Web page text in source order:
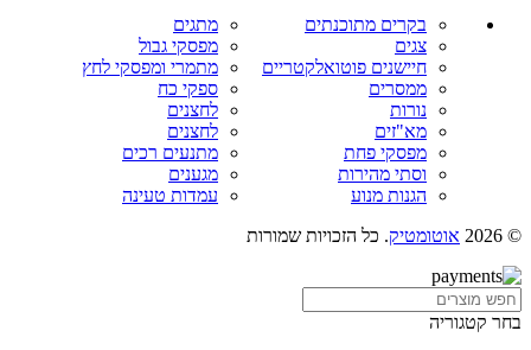
בקרים מתוכנתים
מתגים
צגים
מפסקי גבול
חיישנים פוטואלקטריים
מתמרי ומפסקי לחץ
ממסרים
ספקי כח
נורות
לחצנים
מא"זים
לחצנים
מפסקי פחת
מתנעים רכים
וסתי מהירות
מגענים
הגנות מנוע
עמדות טעינה
© 2026
אוטומטיק. כל הזכויות שמורות
בחר קטגוריה